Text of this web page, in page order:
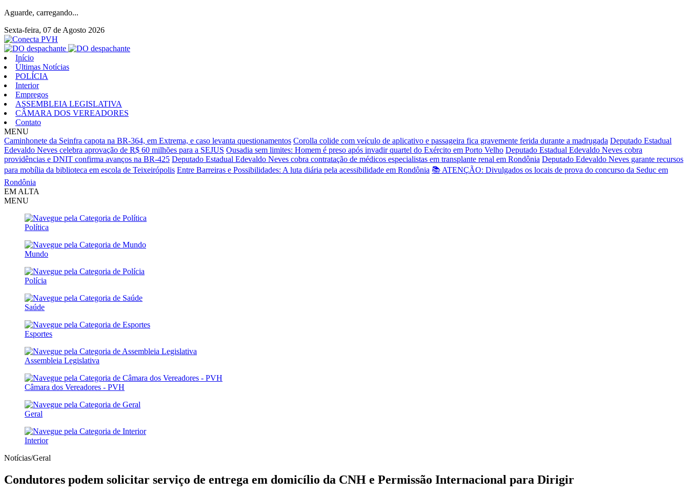
Aguarde, carregando...
Sexta-feira, 07 de Agosto 2026
Início
Últimas Notícias
POLÍCIA
Interior
Empregos
ASSEMBLEIA LEGISLATIVA
CÂMARA DOS VEREADORES
Contato
MENU
Caminhonete da Seinfra capota na BR-364, em Extrema, e caso levanta questionamentos Corolla colide com veículo de aplicativo e passageira fica gravemente ferida durante a madrugada Deputado Estadual
Edevaldo Neves celebra aprovação de R$ 60 milhões para a SEJUS Ousadia sem limites: Homem é preso após invadir quartel do Exército em Porto Velho Deputado Estadual Edevaldo Neves cobra
providências e DNIT confirma avanços na BR-425 Deputado Estadual Edevaldo Neves cobra contratação de médicos especialistas em transplante renal em Rondônia Deputado Edevaldo Neves garante recursos
para mobília da biblioteca em escola de Teixeirópolis Entre Barreiras e Possibilidades: A luta diária pela acessibilidade em Rondônia 📚 ATENÇÃO: Divulgados os locais de prova do concurso da Seduc em
Rondônia
EM ALTA
MENU
Política
Mundo
Polícia
Saúde
Esportes
Assembleia Legislativa
Câmara dos Vereadores - PVH
Geral
Interior
Notícias/Geral
Condutores podem solicitar serviço de entrega em domicílio da CNH e Permissão Internacional para Dirigir